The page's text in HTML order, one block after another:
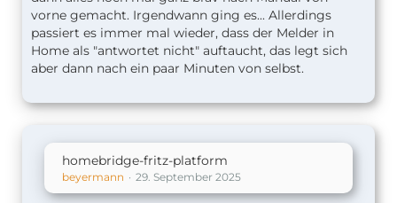
vorne gemacht. Irgendwann ging es... Allerdings
passiert es immer mal wieder, dass der Melder in
Home als "antwortet nicht" auftaucht, das legt sich
aber dann nach ein paar Minuten von selbst.
homebridge-fritz-platform
beyermann 29. September 2025